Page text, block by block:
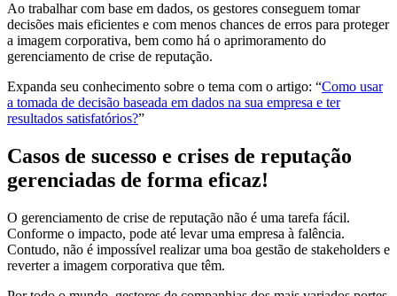
Ao trabalhar com base em dados, os gestores conseguem tomar
decisões mais eficientes e com menos chances de erros para proteger
a imagem corporativa, bem como há o aprimoramento do
gerenciamento de crise de reputação.
Expanda seu conhecimento sobre o tema com o artigo: “Como usar
a tomada de decisão baseada em dados na sua empresa e ter
resultados satisfatórios?”
Casos de sucesso e crises de reputação
gerenciadas de forma eficaz!
O gerenciamento de crise de reputação não é uma tarefa fácil.
Conforme o impacto, pode até levar uma empresa à falência.
Contudo, não é impossível realizar uma boa gestão de stakeholders e
reverter a imagem corporativa que têm.